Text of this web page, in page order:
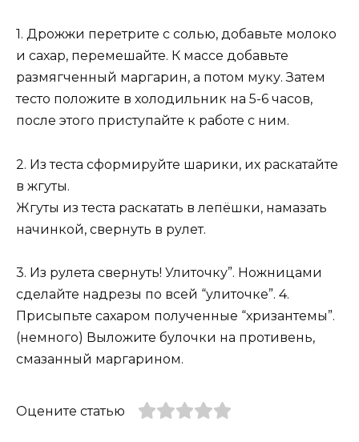
1. Дрожжи перетрите с солью, добавьте молоко
и сахар, перемешайте. К массе добавьте
размягченный маргарин, а потом муку. Затем
тесто положите в холодильник на 5-6 часов,
после этого приступайте к работе с ним.
2. Из теста сформируйте шарики, их раскатайте
в жгуты.
Жгуты из теста раскатать в лепёшки, намазать
начинкой, свернуть в рулет.
3. Из рулета свернуть! Улиточку”. Ножницами
сделайте надрезы по всей “улиточке”. 4.
Присыпьте сахаром полученные “хризантемы”.
(немного) Выложите булочки на противень,
смазанный маргарином.
Оцените статью